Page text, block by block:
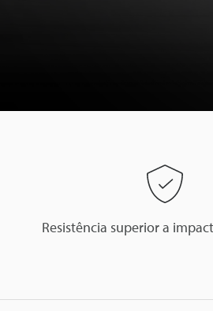
Resistência superior a